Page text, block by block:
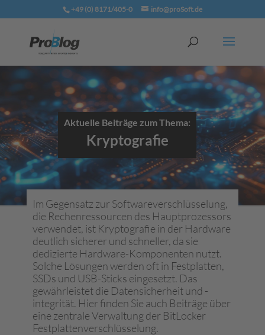
+49 (0) 8171/405-0 info@proSoft.de
Aktuelle Beiträge zum Thema:
Kryptografie
Im Gegensatz zur Softwareverschlüsselung,
die Rechenressourcen des Hauptprozessors
verwendet, ist Kryptografie in der Hardware
deutlich sicherer und schneller, da sie
dedizierte Hardware-Komponenten nutzt.
Solche Lösungen werden oft in Festplatten,
SSDs und USB-Sticks eingesetzt. Das
gewährleistet die Datensicherheit und -
integrität. Hier finden Sie auch Beiträge über
eine zentrale Verwaltung der BitLocker
Festplattenverschlüsselung.